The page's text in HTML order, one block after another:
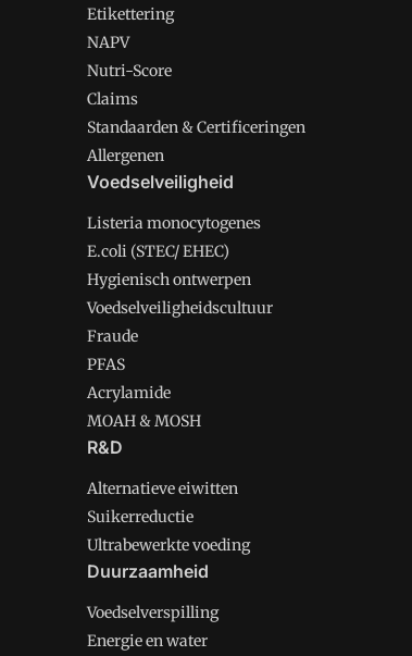
Etikettering
NAPV
Nutri-Score
Claims
Standaarden & Certificeringen
Allergenen
Voedselveiligheid
Listeria monocytogenes
E.coli (STEC/ EHEC)
Hygienisch ontwerpen
Voedselveiligheidscultuur
Fraude
PFAS
Acrylamide
MOAH & MOSH
R&D
Alternatieve eiwitten
Suikerreductie
Ultrabewerkte voeding
Duurzaamheid
Voedselverspilling
Energie en water